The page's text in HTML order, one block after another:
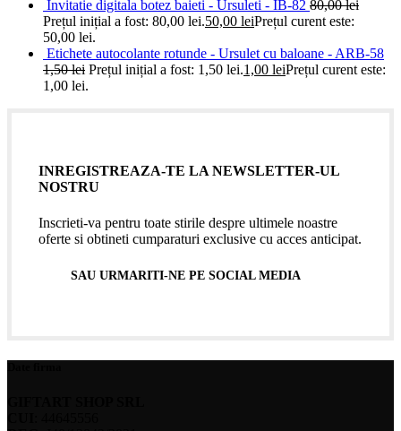
Invitatie digitala botez baieti - Ursuleti - IB-82 80,00lei
Prețul inițial a fost: 80,00 lei.50,00 leiPrețul curent este:
50,00 lei.
Etichete autocolante rotunde - Ursulet cu baloane - ARB-58
1,50lei Prețul inițial a fost: 1,50 lei.1,00 leiPrețul curent este:
1,00 lei.
INREGISTREAZA-TE LA NEWSLETTER-UL
NOSTRU
Inscrieti-va pentru toate stirile despre ultimele noastre
oferte si obtineti cumparaturi exclusive cu acces anticipat.
SAU URMARITI-NE PE SOCIAL MEDIA